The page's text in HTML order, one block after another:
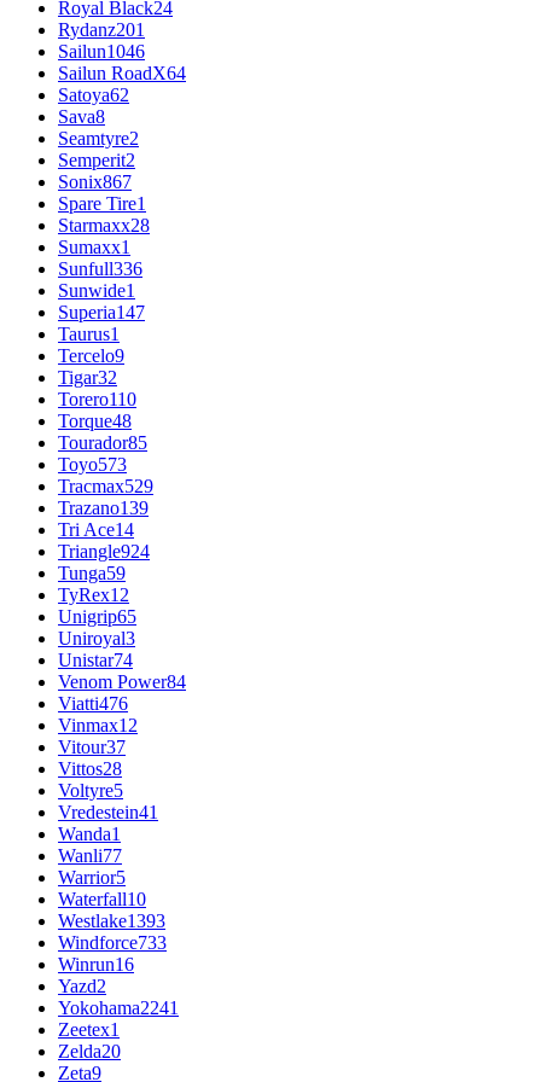
Royal Black24
Rydanz201
Sailun1046
Sailun RoadX64
Satoya62
Sava8
Seamtyre2
Semperit2
Sonix867
Spare Tire1
Starmaxx28
Sumaxx1
Sunfull336
Sunwide1
Superia147
Taurus1
Tercelo9
Tigar32
Torero110
Torque48
Tourador85
Toyo573
Tracmax529
Trazano139
Tri Ace14
Triangle924
Tunga59
TyRex12
Unigrip65
Uniroyal3
Unistar74
Venom Power84
Viatti476
Vinmax12
Vitour37
Vittos28
Voltyre5
Vredestein41
Wanda1
Wanli77
Warrior5
Waterfall10
Westlake1393
Windforce733
Winrun16
Yazd2
Yokohama2241
Zeetex1
Zelda20
Zeta9